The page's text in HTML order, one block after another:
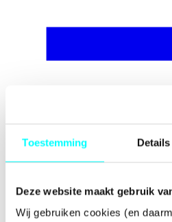
Toestemming Details
Deze website maakt gebruik
Wij gebruiken cookies (en
Prijzen